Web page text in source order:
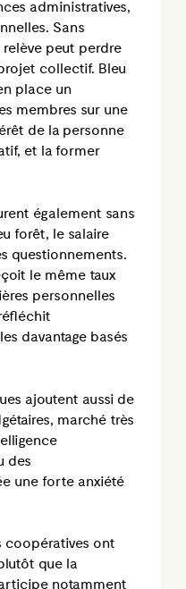
administratives,
Sans
peut perdre
collectif. Bleu
place un
membres sur une
de la personne
et la former
également sans
forêt, le salaire
questionnements.
le même taux
personnelles
davantage basés
ajoutent aussi de
marché très
des
une forte anxiété
coopératives ont
que la
notamment